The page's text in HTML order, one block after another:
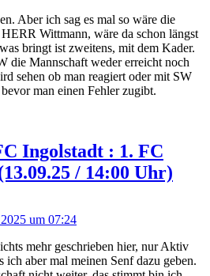
Aber ich sag es mal so wäre die
Wittmann, wäre da schon längst
bringt ist zweitens, mit dem Kader.
die Mannschaft weder erreicht noch
sehen ob man reagiert oder mit SW
man einen Fehler zugibt.
Ingolstadt : 1. FC
/ 14:00 Uhr)
um 07:24
mehr geschrieben hier, nur Aktiv
ich aber mal meinen Senf dazu geben.